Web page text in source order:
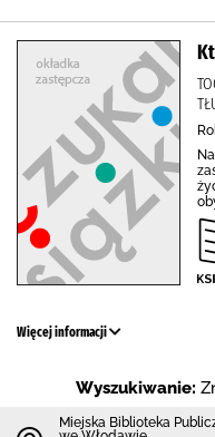
Więcej informacji
Wyszukiwanie:
Miejska Biblioteka